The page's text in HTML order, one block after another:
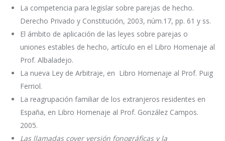
La competencia para legislar sobre parejas de hecho.
Derecho Privado y Constitución, 2003, núm.17, pp. 61 y ss.
El ámbito de aplicación de las leyes sobre parejas o
uniones estables de hecho, artículo en el Libro Homenaje al
Prof. Albaladejo.
La nueva Ley de Arbitraje, en Libro Homenaje al Prof. Puig
Ferriol.
La reagrupación familiar de los extranjeros residentes en
España, en Libro Homenaje al Prof. González Campos.
2005.
Las llamadas cover versión fonográficas y la